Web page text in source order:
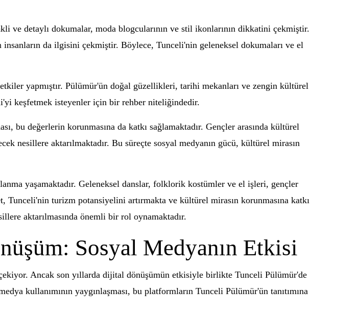
ve detaylı dokumalar, moda blogcularının ve stil ikonlarının dikkatini çekmiştir.
da ilgisini çekmiştir. Böylece, Tunceli'nin geleneksel dokumaları ve el
yapmıştır. Pülümür'ün doğal güzellikleri, tarihi mekanları ve zengin kültürel
keşfetmek isteyenler için bir rehber niteliğindedir.
bu değerlerin korunmasına da katkı sağlamaktadır. Gençler arasında kültürel
nesillere aktarılmaktadır. Bu süreçte sosyal medyanın gücü, kültürel mirasın
yaşamaktadır. Geleneksel danslar, folklorik kostümler ve el işleri, gençler
Tunceli'nin turizm potansiyelini artırmakta ve kültürel mirasın korunmasına katkı
aktarılmasında önemli bir rol oynamaktadır.
Sosyal Medyanın Etkisi
Ancak son yıllarda dijital dönüşümün etkisiyle birlikte Tunceli Pülümür'de
kullanımının yaygınlaşması, bu platformların Tunceli Pülümür'ün tanıtımına